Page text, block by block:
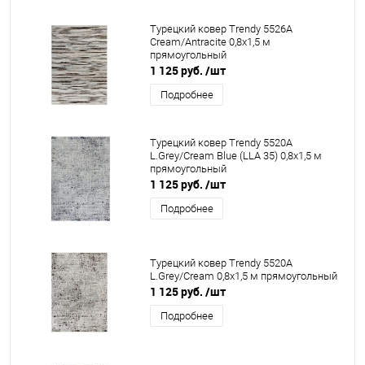
Турецкий ковер Trendy 5526A
Cream/Antracite 0,8x1,5 м
прямоугольный
1 125 руб. /шт
Подробнее
Турецкий ковер Trendy 5520A
L.Grey/Cream Blue (LLA 35) 0,8x1,5 м
прямоугольный
1 125 руб. /шт
Подробнее
Турецкий ковер Trendy 5520A
L.Grey/Cream 0,8x1,5 м прямоугольный
1 125 руб. /шт
Подробнее